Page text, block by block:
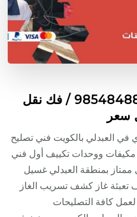
شركة تكييف العبدلي / 98548488 / فك نقل
سعر
العبدلي بالكويت فني تصليح
مكيفات ووحدات تكييف أول فني
بمنطقة العبدلي غسيل
تعبئة غاز كشف تسريب الغاز
لعمل كافة التصليحات